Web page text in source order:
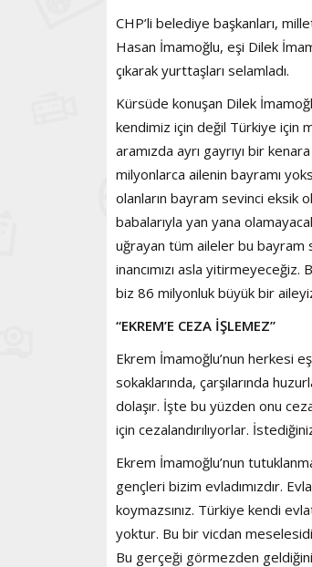
CHP’li belediye başkanları,
Hasan İmamoğlu, eşi Dilek
çıkarak yurttaşları selamladı.
Kürsüde konuşan Dilek
kendimiz için değil Türkiye için
aramızda ayrı gayrıyı bir
milyonlarca ailenin bayramı
olanların bayram sevinci eksik
babalarıyla yan yana
uğrayan tüm aileler bu bayram
inancımızı asla
biz 86 milyonluk büyük bir
“EKREM’E CEZA İŞLEMEZ”
Ekrem İmamoğlu’nun herkesi
sokaklarında, çarşılarında
dolaşır. İşte bu yüzden onu
için cezalandırılıyorlar.
Ekrem İmamoğlu’nun
gençleri bizim evladımızdır.
koymazsınız. Türkiye kendi
yoktur. Bu bir vicdan
Bu gerçeği görmezden